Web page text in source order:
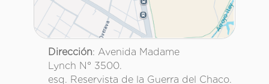
Dirección: Avenida Madame
Lynch N° 3500.
esq. Reservista de la Guerra del Chaco.